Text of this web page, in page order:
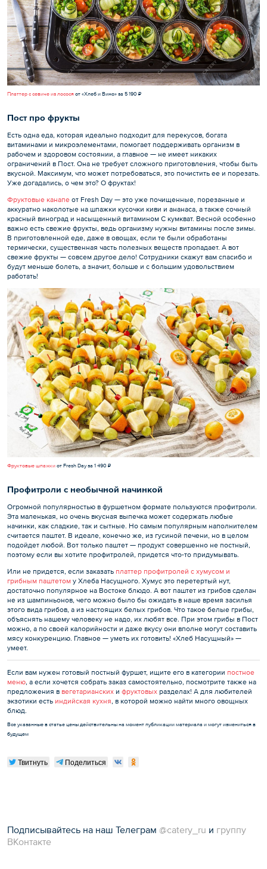
Платтер с севиче из лосося от «Хлеб и Вино» за 5 190 ₽
Пост про фрукты
Есть одна еда, которая идеально подходит для перекусов, богата
витаминами и микроэлементами, помогает поддерживать организм в
рабочем и здоровом состоянии, а главное — не имеет никаких
ограничений в Пост. Она не требует сложного приготовления, чтобы быть
вкусной. Максимум, что может потребоваться, это почистить ее и порезать.
Уже догадались, о чем это? О фруктах!
Фруктовые канапе от Fresh Day — это уже почищенные, порезанные и
аккуратно наколотые на шпажки кусочки киви и ананаса, а также сочный
красный виноград и насыщенный витамином С кумкват. Весной особенно
важно есть свежие фрукты, ведь организму нужны витамины после зимы.
В приготовленной еде, даже в овощах, если те были обработаны
термически, существенная часть полезных веществ пропадает. А вот
свежие фрукты — совсем другое дело! Сотрудники скажут вам спасибо и
будут меньше болеть, а значит, больше и с большим удовольствием
работать!
Фруктовые шпажки от Fresh Day за 1 490 ₽
Профитроли с необычной начинкой
Огромной популярностью в фуршетном формате пользуются профитроли.
Эта маленькая, но очень вкусная выпечка может содержать любые
начинки, как сладкие, так и сытные. Но самым популярным наполнителем
считается паштет. В идеале, конечно же, из гусиной печени, но в целом
подойдет любой. Вот только паштет — продукт совершенно не постный,
поэтому если вы хотите профитролей, придется что-то придумывать.
Или не придется, если заказать платтер профитролей с хумусом и
грибным паштетом у Хлеба Насущного. Хумус это перетертый нут,
достаточно популярное на Востоке блюдо. А вот паштет из грибов сделан
не из шампиньонов, чего можно было бы ожидать в наше время засилья
этого вида грибов, а из настоящих белых грибов. Что такое белые грибы,
объяснять нашему человеку не надо, их любят все. При этом грибы в Пост
можно, а по своей калорийности и даже вкусу они вполне могут составить
мясу конкуренцию. Главное — уметь их готовить! «Хлеб Насущный» —
умеет.
Если вам нужен готовый постный фуршет, ищите его в категории постное
меню, а если хочется собрать заказ самостоятельно, посмотрите также на
предложения в вегетарианских и фруктовых разделах! А для любителей
экзотики есть индийская кухня, в которой можно найти много овощных
блюд.
Все указанные в статье цены действительны на момент публикации материала и могут измениться в
будущем
Твитнуть Поделиться
Подписывайтесь на наш Телеграм @catery_ru и группу
ВКонтакте